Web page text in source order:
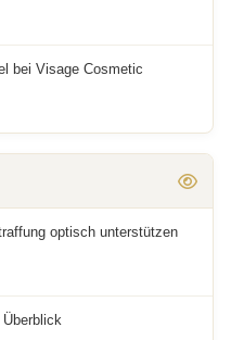
bei Visage Cosmetic
optisch unterstützen
Überblick